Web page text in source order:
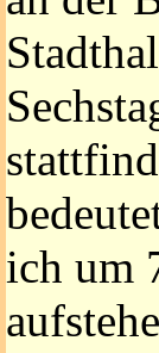
ich um